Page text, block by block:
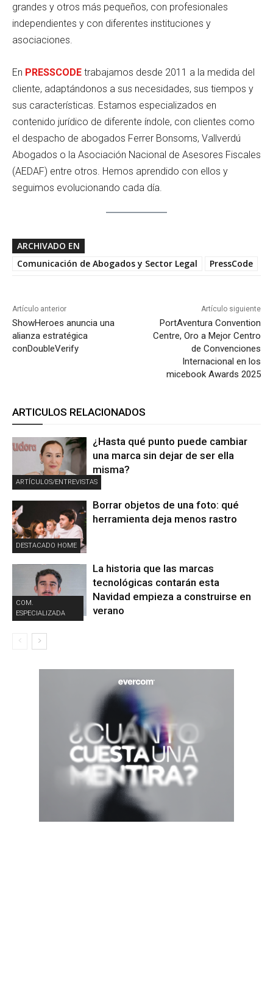
grandes y otros más pequeños, con profesionales
independientes y con diferentes instituciones y
asociaciones.
En PRESSCODE trabajamos desde 2011 a la medida del
cliente, adaptándonos a sus necesidades, sus tiempos y
sus características. Estamos especializados en
contenido jurídico de diferente índole, con clientes como
el despacho de abogados Ferrer Bonsoms, Vallverdú
Abogados o la Asociación Nacional de Asesores Fiscales
(AEDAF) entre otros. Hemos aprendido con ellos y
seguimos evolucionando cada día.
ARCHIVADO EN
Comunicación de Abogados y Sector Legal
PressCode
Artículo anterior
ShowHeroes anuncia una
alianza estratégica
conDoubleVerify
Artículo siguiente
PortAventura Convention
Centre, Oro a Mejor Centro
de Convenciones
Internacional en los
micebook Awards 2025
ARTICULOS RELACIONADOS
ARTÍCULOS/ENTREVISTAS
¿Hasta qué punto puede cambiar
una marca sin dejar de ser ella
misma?
DESTACADO HOME
Borrar objetos de una foto: qué
herramienta deja menos rastro
COM.
ESPECIALIZADA
La historia que las marcas
tecnológicas contarán esta
Navidad empieza a construirse en
verano